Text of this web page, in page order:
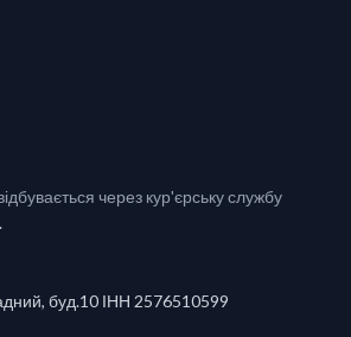
через кур'єрську службу
буд.10 ІНН 2576510599